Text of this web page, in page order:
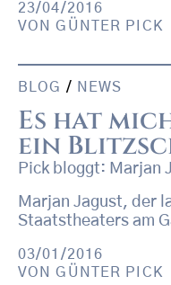
23/04/2016
VONGÜNTER PICK
BLOG / NEWS
Es hat
ein
Pick bloggt: Marjan
Marjan Jagust, der
Staatstheaters am
03/01/2016
VONGÜNTER PICK